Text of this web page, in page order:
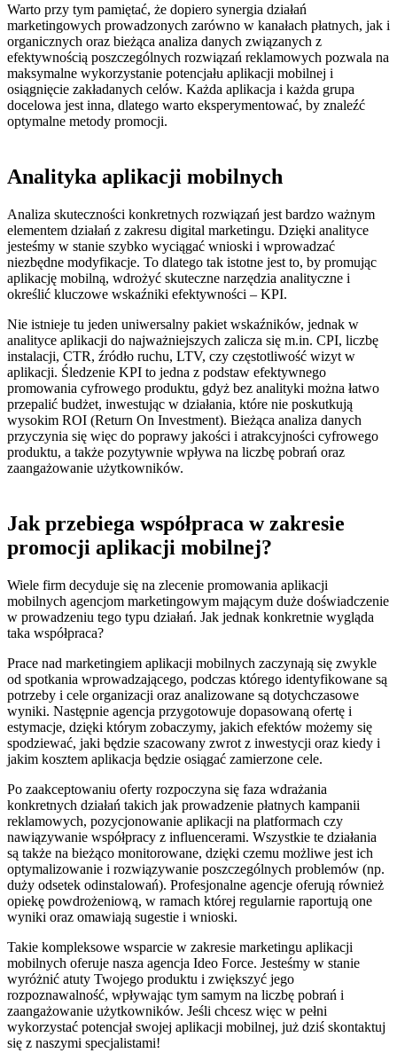
Warto przy tym pamiętać, że dopiero synergia działań
marketingowych prowadzonych zarówno w kanałach płatnych, jak i
organicznych oraz bieżąca analiza danych związanych z
efektywnością poszczególnych rozwiązań reklamowych pozwala na
maksymalne wykorzystanie potencjału aplikacji mobilnej i
osiągnięcie zakładanych celów. Każda aplikacja i każda grupa
docelowa jest inna, dlatego warto eksperymentować, by znaleźć
optymalne metody promocji.
Analityka aplikacji mobilnych
Analiza skuteczności konkretnych rozwiązań jest bardzo ważnym
elementem działań z zakresu digital marketingu. Dzięki analityce
jesteśmy w stanie szybko wyciągać wnioski i wprowadzać
niezbędne modyfikacje. To dlatego tak istotne jest to, by promując
aplikację mobilną, wdrożyć skuteczne narzędzia analityczne i
określić kluczowe wskaźniki efektywności – KPI.
Nie istnieje tu jeden uniwersalny pakiet wskaźników, jednak w
analityce aplikacji do najważniejszych zalicza się m.in. CPI, liczbę
instalacji, CTR, źródło ruchu, LTV, czy częstotliwość wizyt w
aplikacji. Śledzenie KPI to jedna z podstaw efektywnego
promowania cyfrowego produktu, gdyż bez analityki można łatwo
przepalić budżet, inwestując w działania, które nie poskutkują
wysokim ROI (Return On Investment). Bieżąca analiza danych
przyczynia się więc do poprawy jakości i atrakcyjności cyfrowego
produktu, a także pozytywnie wpływa na liczbę pobrań oraz
zaangażowanie użytkowników.
Jak przebiega współpraca w zakresie
promocji aplikacji mobilnej?
Wiele firm decyduje się na zlecenie promowania aplikacji
mobilnych agencjom marketingowym mającym duże doświadczenie
w prowadzeniu tego typu działań. Jak jednak konkretnie wygląda
taka współpraca?
Prace nad marketingiem aplikacji mobilnych zaczynają się zwykle
od spotkania wprowadzającego, podczas którego identyfikowane są
potrzeby i cele organizacji oraz analizowane są dotychczasowe
wyniki. Następnie agencja przygotowuje dopasowaną ofertę i
estymacje, dzięki którym zobaczymy, jakich efektów możemy się
spodziewać, jaki będzie szacowany zwrot z inwestycji oraz kiedy i
jakim kosztem aplikacja będzie osiągać zamierzone cele.
Po zaakceptowaniu oferty rozpoczyna się faza wdrażania
konkretnych działań takich jak prowadzenie płatnych kampanii
reklamowych, pozycjonowanie aplikacji na platformach czy
nawiązywanie współpracy z influencerami. Wszystkie te działania
są także na bieżąco monitorowane, dzięki czemu możliwe jest ich
optymalizowanie i rozwiązywanie poszczególnych problemów (np.
duży odsetek odinstalowań). Profesjonalne agencje oferują również
opiekę powdrożeniową, w ramach której regularnie raportują one
wyniki oraz omawiają sugestie i wnioski.
Takie kompleksowe wsparcie w zakresie marketingu aplikacji
mobilnych oferuje nasza agencja Ideo Force. Jesteśmy w stanie
wyróżnić atuty Twojego produktu i zwiększyć jego
rozpoznawalność, wpływając tym samym na liczbę pobrań i
zaangażowanie użytkowników. Jeśli chcesz więc w pełni
wykorzystać potencjał swojej aplikacji mobilnej, już dziś skontaktuj
się z naszymi specjalistami!